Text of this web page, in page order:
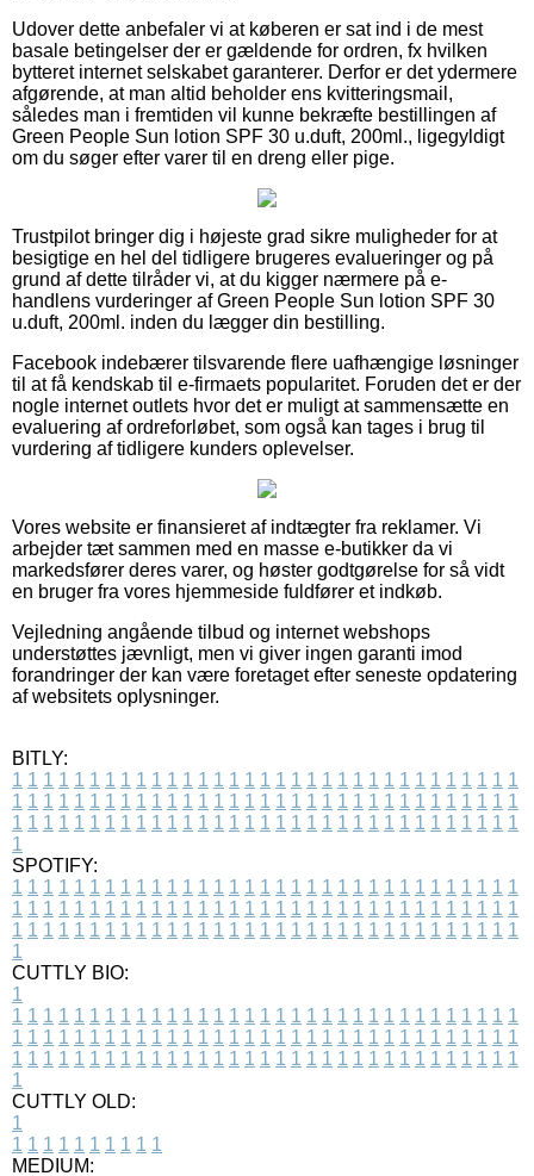
Udover dette anbefaler vi at køberen er sat ind i de mest
basale betingelser der er gældende for ordren, fx hvilken
bytteret internet selskabet garanterer. Derfor er det ydermere
afgørende, at man altid beholder ens kvitteringsmail,
således man i fremtiden vil kunne bekræfte bestillingen af
Green People Sun lotion SPF 30 u.duft, 200ml., ligegyldigt
om du søger efter varer til en dreng eller pige.
Trustpilot bringer dig i højeste grad sikre muligheder for at
besigtige en hel del tidligere brugeres evalueringer og på
grund af dette tilråder vi, at du kigger nærmere på e-
handlens vurderinger af Green People Sun lotion SPF 30
u.duft, 200ml. inden du lægger din bestilling.
Facebook indebærer tilsvarende flere uafhængige løsninger
til at få kendskab til e-firmaets popularitet. Foruden det er der
nogle internet outlets hvor det er muligt at sammensætte en
evaluering af ordreforløbet, som også kan tages i brug til
vurdering af tidligere kunders oplevelser.
Vores website er finansieret af indtægter fra reklamer. Vi
arbejder tæt sammen med en masse e-butikker da vi
markedsfører deres varer, og høster godtgørelse for så vidt
en bruger fra vores hjemmeside fuldfører et indkøb.
Vejledning angående tilbud og internet webshops
understøttes jævnligt, men vi giver ingen garanti imod
forandringer der kan være foretaget efter seneste opdatering
af websitets oplysninger.
BITLY:
1 1 1 1 1 1 1 1 1 1 1 1 1 1 1 1 1 1 1 1 1 1 1 1 1 1 1 1 1 1 1 1 1
1 1 1 1 1 1 1 1 1 1 1 1 1 1 1 1 1 1 1 1 1 1 1 1 1 1 1 1 1 1 1 1 1
1 1 1 1 1 1 1 1 1 1 1 1 1 1 1 1 1 1 1 1 1 1 1 1 1 1 1 1 1 1 1 1 1
1
SPOTIFY:
1 1 1 1 1 1 1 1 1 1 1 1 1 1 1 1 1 1 1 1 1 1 1 1 1 1 1 1 1 1 1 1 1
1 1 1 1 1 1 1 1 1 1 1 1 1 1 1 1 1 1 1 1 1 1 1 1 1 1 1 1 1 1 1 1 1
1 1 1 1 1 1 1 1 1 1 1 1 1 1 1 1 1 1 1 1 1 1 1 1 1 1 1 1 1 1 1 1 1
1
CUTTLY BIO:
1
1 1 1 1 1 1 1 1 1 1 1 1 1 1 1 1 1 1 1 1 1 1 1 1 1 1 1 1 1 1 1 1 1
1 1 1 1 1 1 1 1 1 1 1 1 1 1 1 1 1 1 1 1 1 1 1 1 1 1 1 1 1 1 1 1 1
1 1 1 1 1 1 1 1 1 1 1 1 1 1 1 1 1 1 1 1 1 1 1 1 1 1 1 1 1 1 1 1 1
1
CUTTLY OLD:
1
1 1 1 1 1 1 1 1 1 1
MEDIUM: